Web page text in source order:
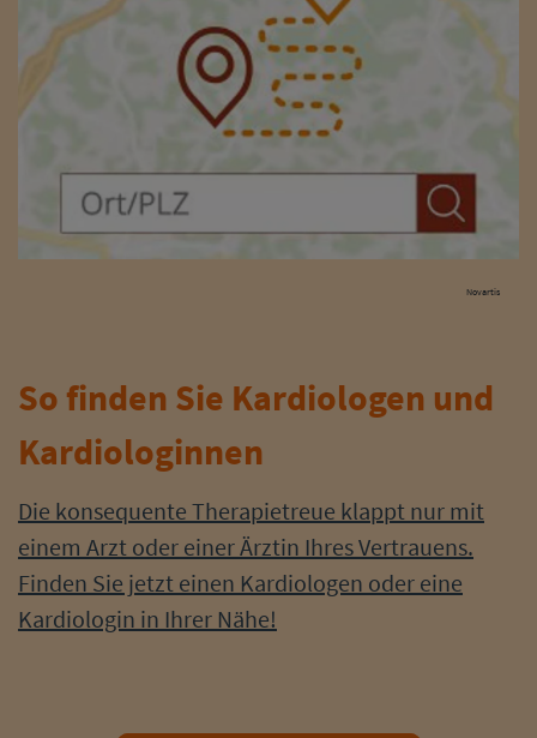
Novartis
So finden Sie Kardiologen und
Kardiologinnen
Die konsequente Therapietreue klappt nur mit
einem Arzt oder einer Ärztin Ihres Vertrauens.
Finden Sie jetzt einen Kardiologen oder eine
Kardiologin in Ihrer Nähe!